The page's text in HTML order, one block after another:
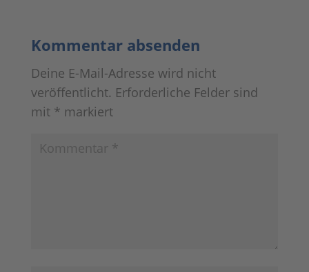
Kommentar absenden
Deine E-Mail-Adresse wird nicht
veröffentlicht. Erforderliche Felder sind
mit * markiert